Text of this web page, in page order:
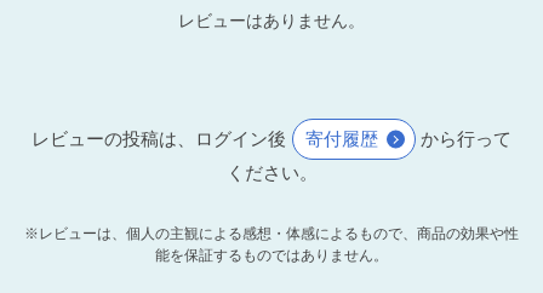
レビューはありません。
レビューの投稿は、ログイン後 寄付履歴
から行って
ください。
※レビューは、個人の主観による感想・体感によるもので、商品の効果や性
能を保証するものではありません。